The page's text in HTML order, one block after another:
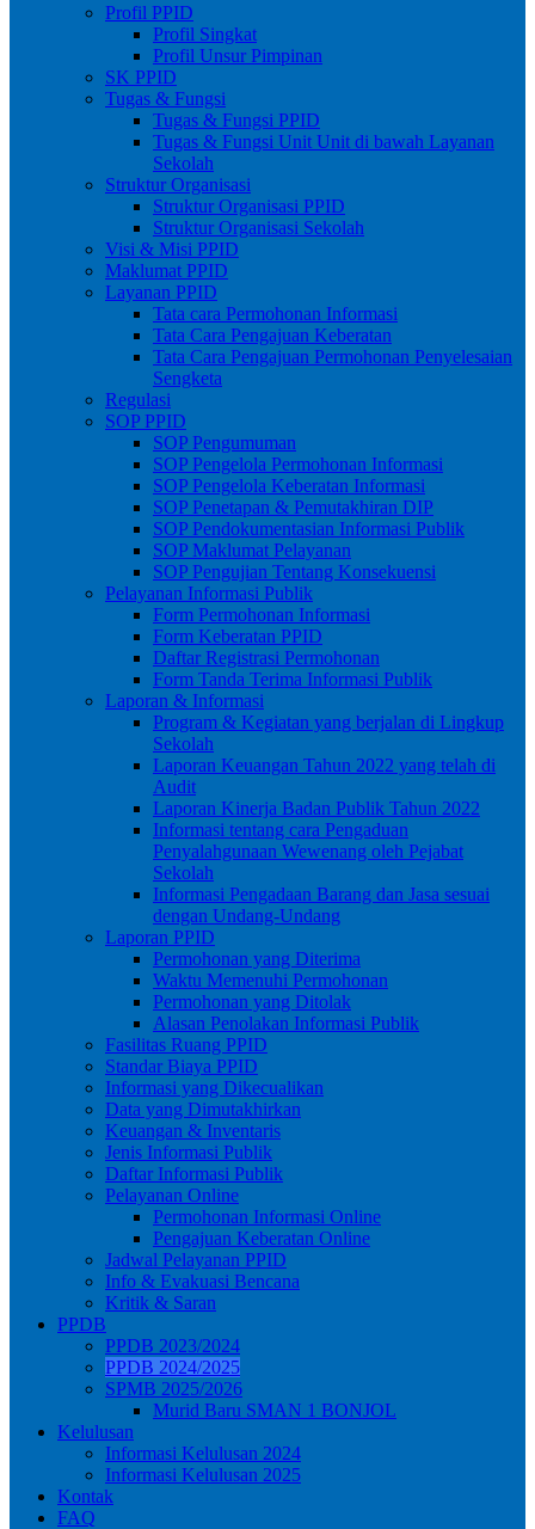
Profil PPID
Profil Singkat
Profil Unsur Pimpinan
SK PPID
Tugas & Fungsi
Tugas & Fungsi PPID
Tugas & Fungsi Unit Unit di bawah Layanan
Sekolah
Struktur Organisasi
Struktur Organisasi PPID
Struktur Organisasi Sekolah
Visi & Misi PPID
Maklumat PPID
Layanan PPID
Tata cara Permohonan Informasi
Tata Cara Pengajuan Keberatan
Tata Cara Pengajuan Permohonan Penyelesaian
Sengketa
Regulasi
SOP PPID
SOP Pengumuman
SOP Pengelola Permohonan Informasi
SOP Pengelola Keberatan Informasi
SOP Penetapan & Pemutakhiran DIP
SOP Pendokumentasian Informasi Publik
SOP Maklumat Pelayanan
SOP Pengujian Tentang Konsekuensi
Pelayanan Informasi Publik
Form Permohonan Informasi
Form Keberatan PPID
Daftar Registrasi Permohonan
Form Tanda Terima Informasi Publik
Laporan & Informasi
Program & Kegiatan yang berjalan di Lingkup
Sekolah
Laporan Keuangan Tahun 2022 yang telah di
Audit
Laporan Kinerja Badan Publik Tahun 2022
Informasi tentang cara Pengaduan
Penyalahgunaan Wewenang oleh Pejabat
Sekolah
Informasi Pengadaan Barang dan Jasa sesuai
dengan Undang-Undang
Laporan PPID
Permohonan yang Diterima
Waktu Memenuhi Permohonan
Permohonan yang Ditolak
Alasan Penolakan Informasi Publik
Fasilitas Ruang PPID
Standar Biaya PPID
Informasi yang Dikecualikan
Data yang Dimutakhirkan
Keuangan & Inventaris
Jenis Informasi Publik
Daftar Informasi Publik
Pelayanan Online
Permohonan Informasi Online
Pengajuan Keberatan Online
Jadwal Pelayanan PPID
Info & Evakuasi Bencana
Kritik & Saran
PPDB
PPDB 2023/2024
PPDB 2024/2025
SPMB 2025/2026
Murid Baru SMAN 1 BONJOL
Kelulusan
Informasi Kelulusan 2024
Informasi Kelulusan 2025
Kontak
FAQ